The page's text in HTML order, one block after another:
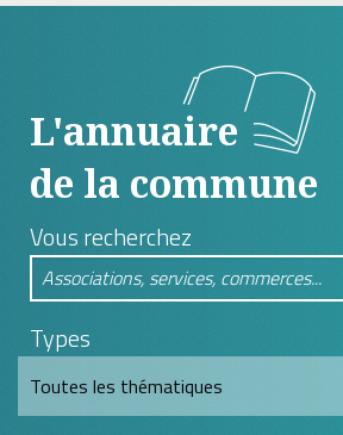
L'annuaire
de la commune
Vous recherchez
Types